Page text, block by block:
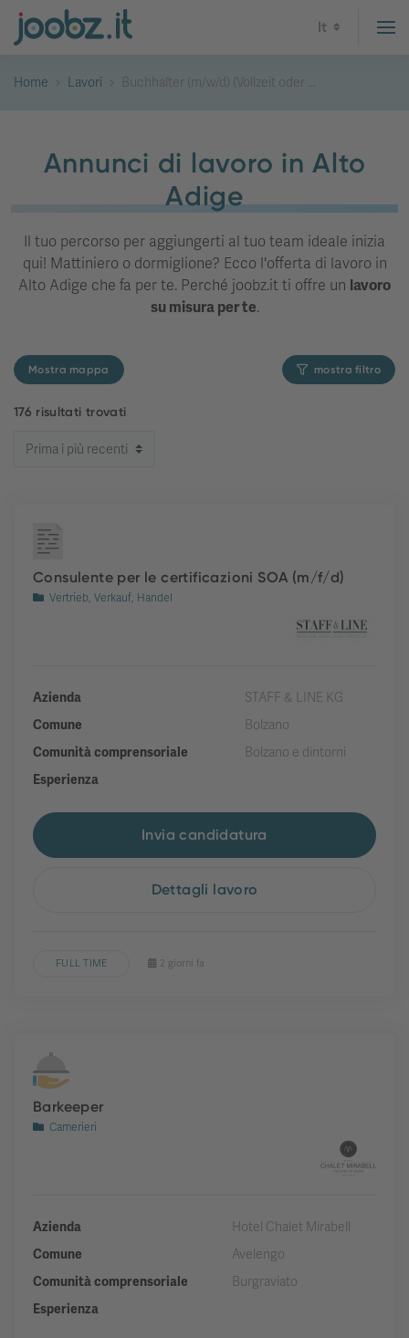
It
Home Lavori Buchhalter (m/w/d) (Vollzeit oder ...
Annunci di lavoro in Alto
Adige
Il tuo percorso per aggiungerti al tuo team ideale inizia
qui! Mattiniero o dormiglione? Ecco l'offerta di lavoro in
Alto Adige che fa per te. Perché joobz.it ti offre un lavoro
su misura per te.
Mostra mappa mostra filtro
176 risultati trovati
Consulente per le certificazioni SOA (m/f/d)
Vertrieb, Verkauf, Handel
Azienda
STAFF & LINE KG
Comune
Bolzano
Comunità comprensoriale
Bolzano e dintorni
Esperienza
Invia candidatura
Dettagli lavoro
FULL TIME 2 giorni fa
Barkeeper
Camerieri
Azienda
Hotel Chalet Mirabell
Comune
Avelengo
Comunità comprensoriale
Burgraviato
Esperienza